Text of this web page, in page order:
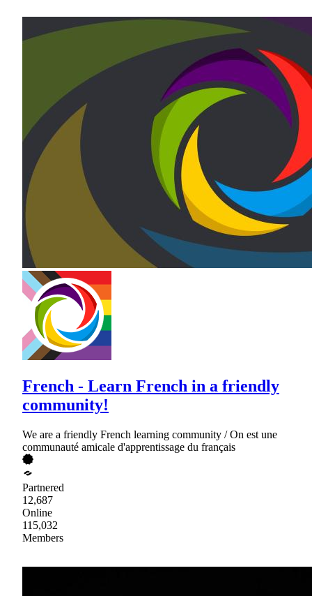
French - Learn French in a friendly
community!
We are a friendly French learning community / On est une
communauté amicale d'apprentissage du français
Partnered
12,687
Online
115,032
Members